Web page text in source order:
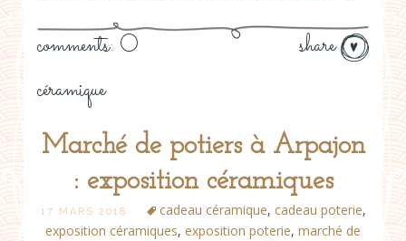
share
comments: 0
céramique
Marché de potiers à Arpajon
: exposition céramiques
17 MARS 2018 cadeau céramique, cadeau poterie,
exposition céramiques, exposition poterie, marché de